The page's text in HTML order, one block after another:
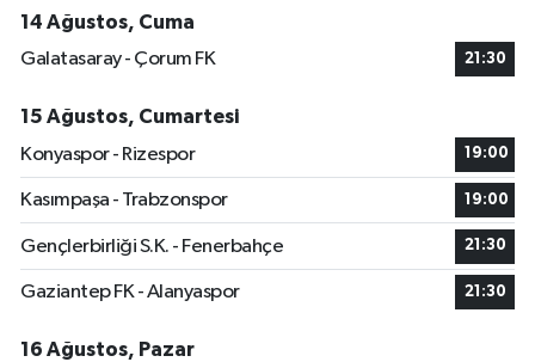
14 Ağustos, Cuma
Galatasaray - Çorum FK
21:30
15 Ağustos, Cumartesi
Konyaspor - Rizespor
19:00
Kasımpaşa - Trabzonspor 19:00
Gençlerbirliği S.K. - Fenerbahçe 21:30
Gaziantep FK - Alanyaspor 21:30
16 Ağustos, Pazar